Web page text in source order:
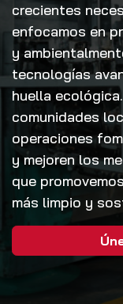
crecientes
enfocamos en
y
tecnologías
huella
comunidades
operaciones
y mejoren los
que
más limpio y